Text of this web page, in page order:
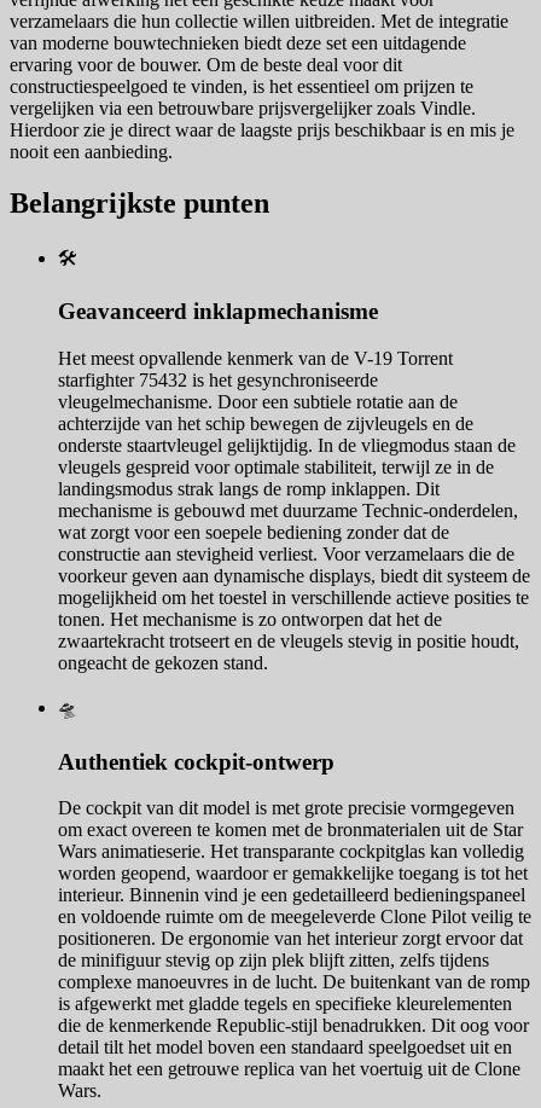
verzamelaars die hun collectie willen uitbreiden. Met de integratie
van moderne bouwtechnieken biedt deze set een uitdagende
ervaring voor de bouwer. Om de beste deal voor dit
constructiespeelgoed te vinden, is het essentieel om prijzen te
vergelijken via een betrouwbare prijsvergelijker zoals Vindle.
Hierdoor zie je direct waar de laagste prijs beschikbaar is en mis je
nooit een aanbieding.
Belangrijkste punten
🛠️
Geavanceerd inklapmechanisme
Het meest opvallende kenmerk van de V-19 Torrent
starfighter 75432 is het gesynchroniseerde
vleugelmechanisme. Door een subtiele rotatie aan de
achterzijde van het schip bewegen de zijvleugels en de
onderste staartvleugel gelijktijdig. In de vliegmodus staan de
vleugels gespreid voor optimale stabiliteit, terwijl ze in de
landingsmodus strak langs de romp inklappen. Dit
mechanisme is gebouwd met duurzame Technic-onderdelen,
wat zorgt voor een soepele bediening zonder dat de
constructie aan stevigheid verliest. Voor verzamelaars die de
voorkeur geven aan dynamische displays, biedt dit systeem de
mogelijkheid om het toestel in verschillende actieve posities te
tonen. Het mechanisme is zo ontworpen dat het de
zwaartekracht trotseert en de vleugels stevig in positie houdt,
ongeacht de gekozen stand.
🛸
Authentiek cockpit-ontwerp
De cockpit van dit model is met grote precisie vormgegeven
om exact overeen te komen met de bronmaterialen uit de Star
Wars animatieserie. Het transparante cockpitglas kan volledig
worden geopend, waardoor er gemakkelijke toegang is tot het
interieur. Binnenin vind je een gedetailleerd bedieningspaneel
en voldoende ruimte om de meegeleverde Clone Pilot veilig te
positioneren. De ergonomie van het interieur zorgt ervoor dat
de minifiguur stevig op zijn plek blijft zitten, zelfs tijdens
complexe manoeuvres in de lucht. De buitenkant van de romp
is afgewerkt met gladde tegels en specifieke kleurelementen
die de kenmerkende Republic-stijl benadrukken. Dit oog voor
detail tilt het model boven een standaard speelgoedset uit en
maakt het een getrouwe replica van het voertuig uit de Clone
Wars.